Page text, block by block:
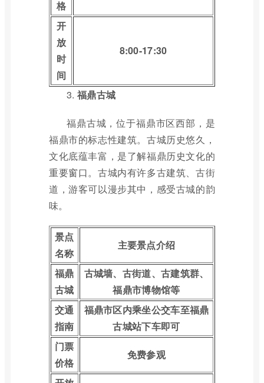
格
开
放
时
间
8:00-17:30
3. 福鼎古城
福鼎古城，位于福鼎市区西部，是
福鼎市的标志性建筑。古城历史悠久，
文化底蕴丰富，是了解福鼎历史文化的
重要窗口。古城内有许多古建筑、古街
道，游客可以漫步其中，感受古城的韵
味。
景点
名称
主要景点介绍
福鼎
古城
古城墙、古街道、古建筑群、
福鼎市博物馆等
交通
指南
福鼎市区内乘坐公交车至福鼎
古城站下车即可
门票
价格
免费参观